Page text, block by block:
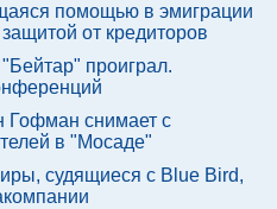
помощью в эмиграции
от кредиторов
проиграл.
Гофман снимает с
в "Мосаде"
судящиеся с Blue Bird,